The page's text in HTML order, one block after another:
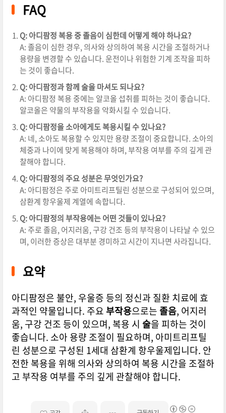
FAQ
Q: 아디팜정 복용 중 졸음이 심한데 어떻게 해야 하나요?
A: 졸음이 심한 경우, 의사와 상의하여 복용 시간을 조절하거나
용량을 변경할 수 있습니다. 운전이나 위험한 기계 조작을 피하
는 것이 좋습니다.
Q: 아디팜정과 함께 술을 마셔도 되나요?
A: 아디팜정 복용 중에는 알코올 섭취를 피하는 것이 좋습니다.
알코올은 약물의 부작용을 악화시킬 수 있습니다.
Q: 아디팜정을 소아에게도 복용시킬 수 있나요?
A: 네, 소아도 복용할 수 있지만 용량 조절이 중요합니다. 소아의
체중과 나이에 맞게 복용해야 하며, 부작용 여부를 주의 깊게 관
찰해야 합니다.
Q: 아디팜정의 주요 성분은 무엇인가요?
A: 아디팜정은 주로 아미트리프틸린 성분으로 구성되어 있으며,
삼환계 항우울제 계열에 속합니다.
Q: 아디팜정의 부작용에는 어떤 것들이 있나요?
A: 주로 졸음, 어지러움, 구강 건조 등의 부작용이 나타날 수 있으
며, 이러한 증상은 대부분 경미하고 시간이 지나면 사라집니다.
요약
아디팜정은 불안, 우울증 등의 정신과 질환 치료에 효
과적인 약물입니다. 주요 부작용으로는 졸음, 어지러
움, 구강 건조 등이 있으며, 복용 시 술을 피하는 것이
좋습니다. 소아 용량 조절이 필요하며, 아미트리프틸
린 성분으로 구성된 1세대 삼환계 항우울제입니다. 안
전한 복용을 위해 의사와 상의하여 복용 시간을 조절하
고 부작용 여부를 주의 깊게 관찰해야 합니다.